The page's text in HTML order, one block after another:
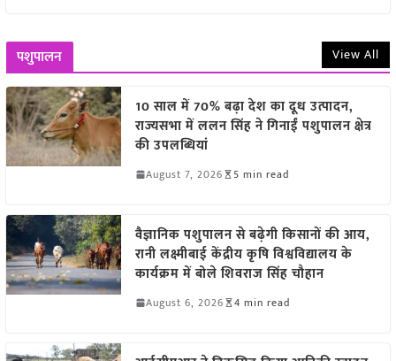
पशुपालन View All
10 साल में 70% बढ़ा देश का दूध उत्पादन,
राज्यसभा में ललन सिंह ने गिनाईं पशुपालन क्षेत्र
की उपलब्धियां
August 7, 2026 5 min read
वैज्ञानिक पशुपालन से बढ़ेगी किसानों की आय,
रानी लक्ष्मीबाई केंद्रीय कृषि विश्वविद्यालय के
कार्यक्रम में बोले शिवराज सिंह चौहान
August 6, 2026 4 min read